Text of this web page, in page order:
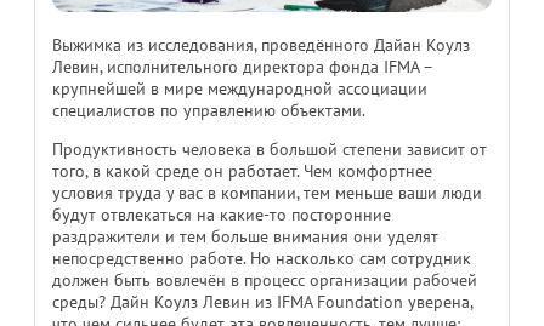
Выжимка из исследования, проведённого Дайан Коулз
Левин, исполнительного директора фонда IFMA –
крупнейшей в мире международной ассоциации
специалистов по управлению объектами.
Продуктивность человека в большой степени зависит от
того, в какой среде он работает. Чем комфортнее
условия труда у вас в компании, тем меньше ваши люди
будут отвлекаться на какие-то посторонние
раздражители и тем больше внимания они уделят
непосредственно работе. Но насколько сам сотрудник
должен быть вовлечён в процесс организации рабочей
среды? Дайн Коулз Левин из IFMA Foundation уверена,